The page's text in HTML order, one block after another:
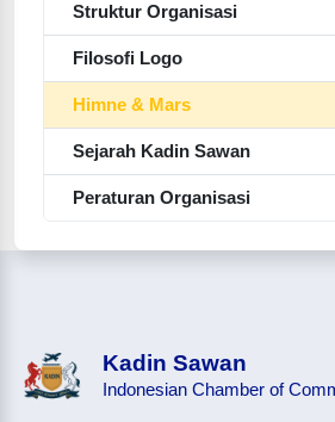
Struktur Organisasi
Filosofi Logo
Himne & Mars
Sejarah Kadin Sawan
Peraturan Organisasi
Kadin Sawan
Indonesian Chamber of